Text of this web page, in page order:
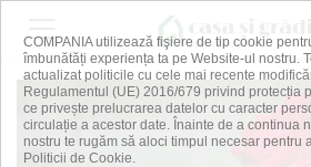
COMPANIA utilizează fişiere de tip cookie
îmbunătăți experiența ta pe Website-ul nostru.
actualizat politicile cu cele mai recente
Regulamentul (UE) 2016/679 privind protecția
ce privește prelucrarea datelor cu caracter
circulație a acestor date. Înainte de a continua
nostru te rugăm să aloci timpul necesar pentru
Politicii de Cookie.